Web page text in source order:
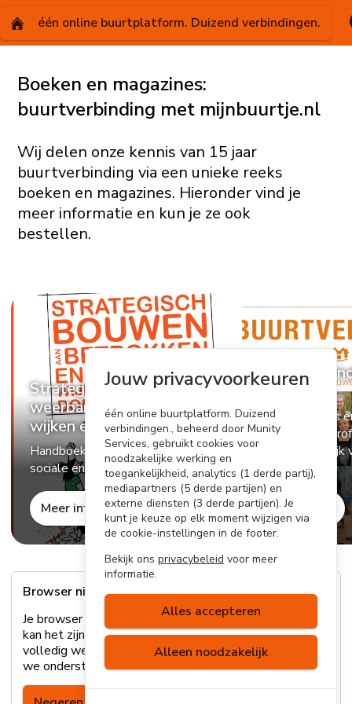
Jouw privacyvoorkeuren
één online buurtplatform. Duizend
verbindingen., beheerd door Munity
Services, gebruikt cookies voor
noodzakelijke werking en
toegankelijkheid, analytics (1 derde partij),
mediapartners (5 derde partijen) en
externe diensten (3 derde partijen). Je
kunt je keuze op elk moment wijzigen via
de cookie-instellingen in de footer.
Bekijk onsprivacybeleid voor meer
informatie.
Alles accepteren
Alleen noodzakelijk
één online buurtplatform. Duizend verbindingen.
Boeken en magazines:
buurtverbinding met mijnbuurtje.nl
Wij delen onze kennis van 15 jaar
buurtverbinding via een unieke reeks
boeken en magazines. Hieronder vind je
meer informatie en kun je ze ook
bestellen.
Strategisch bouwen aan
weerbare en betrokken
wijken en dorpen
Handboek voor een sterke
sociale en digitale infrastructuur
Meer informatie
magazine
Vol interviews
inwoners en
een
Jan Terlouw.
Bestel pdf
Browser niet ondersteund
Je browser wordt helaas niet ondersteund. Hierdoor
kan het zijn dat sommige onderdelen van de site niet
volledig werken. Lees
hiermeer over welke browsers
we ondersteunen of update je browser.